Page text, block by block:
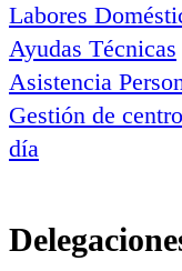
Labores
Ayudas Técnicas
Asistencia
Gestión de
día